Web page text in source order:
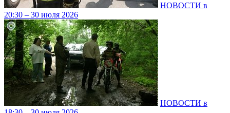
НОВОСТИ в
20:30 – 30 июля 2026
НОВОСТИ в